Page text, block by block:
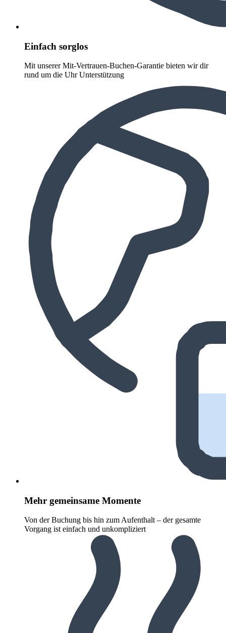
Einfach sorglos
Mit unserer Mit-Vertrauen-Buchen-Garantie bieten wir dir
rund um die Uhr Unterstützung
Mehr gemeinsame Momente
Von der Buchung bis hin zum Aufenthalt – der gesamte
Vorgang ist einfach und unkompliziert